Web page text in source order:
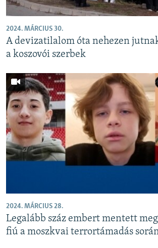
2024. MÁRCIUS 30.
A devizatilalom óta nehezen
a koszovói szerbek
2024. MÁRCIUS 28.
Legalább száz embert mentett
fiú a moszkvai terrortámadás